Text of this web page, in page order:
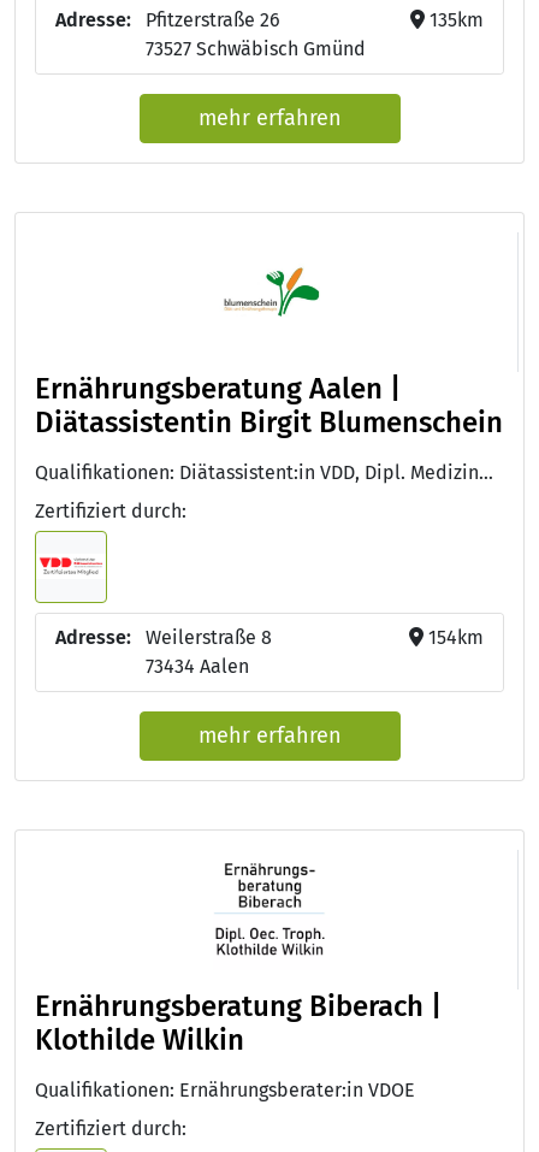
Adresse:
Pfitzerstraße 26
73527 Schwäbisch Gmünd
135km
mehr erfahren
Ernährungsberatung Aalen |
Diätassistentin Birgit Blumenschein
Qualifikationen: Diätassistent:in VDD, Dipl. Medizinpädagogin (Dipl. med. päd.), Fachkraft für betriebliches Gesundheitsmanagement (IHK)
Zertifiziert durch:
Adresse:
Weilerstraße 8
73434 Aalen
154km
mehr erfahren
Ernährungsberatung Biberach |
Klothilde Wilkin
Qualifikationen: Ernährungsberater:in VDOE
Zertifiziert durch: